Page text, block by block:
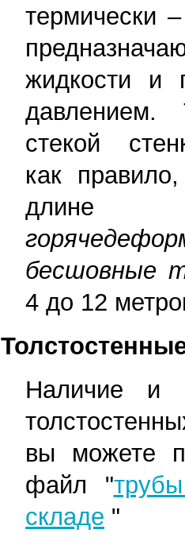
термически
жидкости и
стекой
как
бесшовные
4 до 12
Наличие и
вы можете
файл
"
складе "